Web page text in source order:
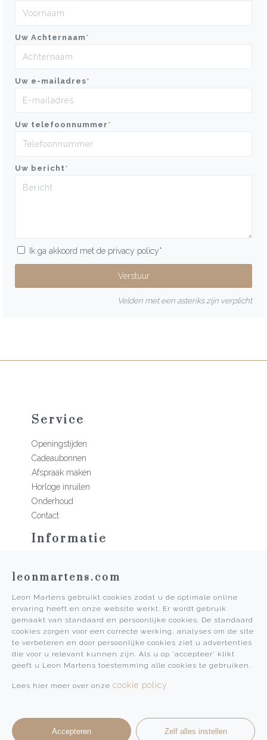
Uw Achternaam*
Uw e-mailadres*
Uw telefoonnummer *
Uw bericht*
Ik ga akkoord met de privacy policy*
Velden met een asteriks zijn verplicht
Service
Openingstijden
Cadeaubonnen
Afspraak maken
Horloge inruilen
Onderhoud
Contact
Informatie
Historie
Algemene voorwaarden
Privacy Policy
Pers
Leon Martens
Leon Martens Juwelier
leonmartens.com
Leon Martens gebruikt cookies zodat u de optimale online
ervaring heeft en onze website werkt. Er wordt gebruik
gemaakt van standaard en persoonlijke cookies. De standaard
cookies zorgen voor een correcte werking, analyses om de site
te verbeteren en door persoonlijke cookies ziet u advertenties
die voor u relevant kunnen zijn. Als u op 'accepteer' klikt
geeft u Leon Martens toestemming alle cookies te gebruiken.
Lees hier meer over onze cookie policy
Accepteren Zelf alles instellen